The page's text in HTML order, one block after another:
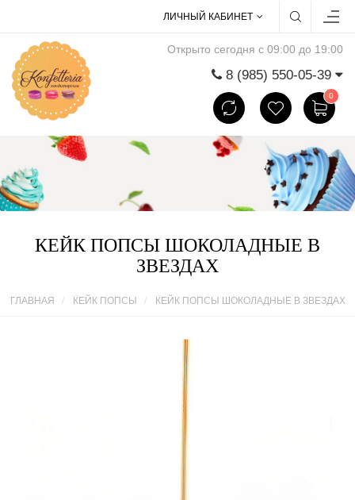
ЛИЧНЫЙ КАБИНЕТ
Открыто сегодня с 09:00 до 19:00
8 (985) 550-05-39
0
КЕЙК ПОПСЫ ШОКОЛАДНЫЕ В
ЗВЕЗДАХ
ГЛАВНАЯ КЕЙК ПОПСЫ КЕЙК ПОПСЫ ШОКОЛАДНЫЕ В ЗВЕЗДАХ